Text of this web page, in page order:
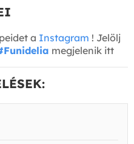
a Instagram ! Jelölj
megjelenik itt